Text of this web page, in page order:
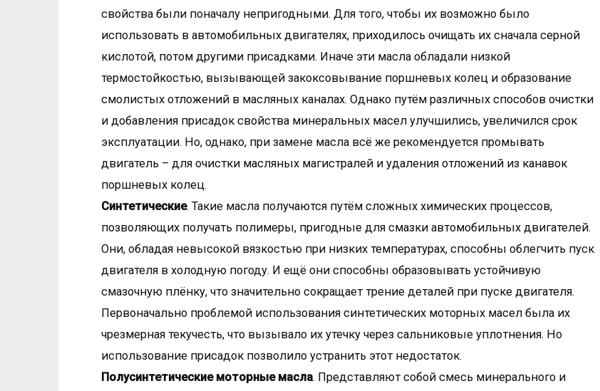
свойства были поначалу непригодными. Для того, чтобы их возможно было
использовать в автомобильных двигателях, приходилось очищать их сначала серной
кислотой, потом другими присадками. Иначе эти масла обладали низкой
термостойкостью, вызывающей закоксовывание поршневых колец и образование
смолистых отложений в масляных каналах. Однако путём различных способов очистки
и добавления присадок свойства минеральных масел улучшились, увеличился срок
эксплуатации. Но, однако, при замене масла всё же рекомендуется промывать
двигатель – для очистки масляных магистралей и удаления отложений из канавок
поршневых колец.
Синтетические. Такие масла получаются путём сложных химических процессов,
позволяющих получать полимеры, пригодные для смазки автомобильных двигателей.
Они, обладая невысокой вязкостью при низких температурах, способны облегчить пуск
двигателя в холодную погоду. И ещё они способны образовывать устойчивую
смазочную плёнку, что значительно сокращает трение деталей при пуске двигателя.
Первоначально проблемой использования синтетических моторных масел была их
чрезмерная текучесть, что вызывало их утечку через сальниковые уплотнения. Но
использование присадок позволило устранить этот недостаток.
Полусинтетические моторные масла. Представляют собой смесь минерального и